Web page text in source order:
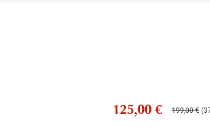
125,00 € 199,00 €